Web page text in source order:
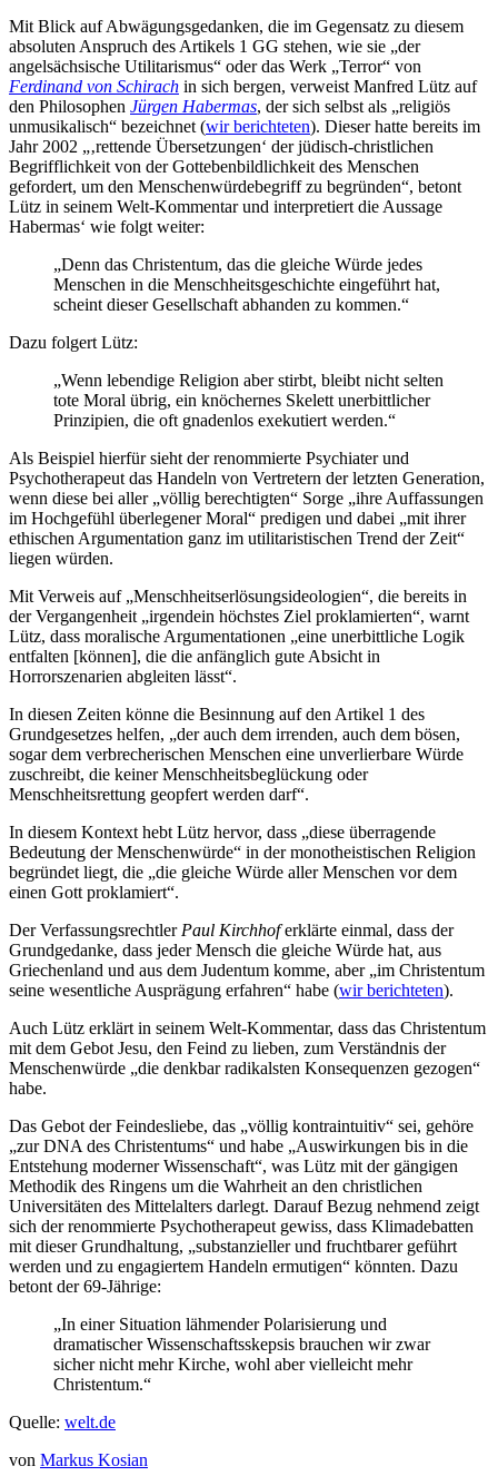
Mit Blick auf Abwägungsgedanken, die im Gegensatz zu diesem
absoluten Anspruch des Artikels 1 GG stehen, wie sie „der
angelsächsische Utilitarismus“ oder das Werk „Terror“ von
Ferdinand von Schirach in sich bergen, verweist Manfred Lütz auf
den Philosophen Jürgen Habermas, der sich selbst als „religiös
unmusikalisch“ bezeichnet (wir berichteten). Dieser hatte bereits im
Jahr 2002 „‚rettende Übersetzungen‘ der jüdisch-christlichen
Begrifflichkeit von der Gottebenbildlichkeit des Menschen
gefordert, um den Menschenwürdebegriff zu begründen“, betont
Lütz in seinem Welt-Kommentar und interpretiert die Aussage
Habermas‘ wie folgt weiter:
„Denn das Christentum, das die gleiche Würde jedes
Menschen in die Menschheitsgeschichte eingeführt hat,
scheint dieser Gesellschaft abhanden zu kommen.“
Dazu folgert Lütz:
„Wenn lebendige Religion aber stirbt, bleibt nicht selten
tote Moral übrig, ein knöchernes Skelett unerbittlicher
Prinzipien, die oft gnadenlos exekutiert werden.“
Als Beispiel hierfür sieht der renommierte Psychiater und
Psychotherapeut das Handeln von Vertretern der letzten Generation,
wenn diese bei aller „völlig berechtigten“ Sorge „ihre Auffassungen
im Hochgefühl überlegener Moral“ predigen und dabei „mit ihrer
ethischen Argumentation ganz im utilitaristischen Trend der Zeit“
liegen würden.
Mit Verweis auf „Menschheitserlösungsideologien“, die bereits in
der Vergangenheit „irgendein höchstes Ziel proklamierten“, warnt
Lütz, dass moralische Argumentationen „eine unerbittliche Logik
entfalten [können], die die anfänglich gute Absicht in
Horrorszenarien abgleiten lässt“.
In diesen Zeiten könne die Besinnung auf den Artikel 1 des
Grundgesetzes helfen, „der auch dem irrenden, auch dem bösen,
sogar dem verbrecherischen Menschen eine unverlierbare Würde
zuschreibt, die keiner Menschheitsbeglückung oder
Menschheitsrettung geopfert werden darf“.
In diesem Kontext hebt Lütz hervor, dass „diese überragende
Bedeutung der Menschenwürde“ in der monotheistischen Religion
begründet liegt, die „die gleiche Würde aller Menschen vor dem
einen Gott proklamiert“.
Der Verfassungsrechtler Paul Kirchhoferklärte einmal, dass der
Grundgedanke, dass jeder Mensch die gleiche Würde hat, aus
Griechenland und aus dem Judentum komme, aber „im Christentum
seine wesentliche Ausprägung erfahren“ habe (wir berichteten).
Auch Lütz erklärt in seinem Welt-Kommentar, dass das Christentum
mit dem Gebot Jesu, den Feind zu lieben, zum Verständnis der
Menschenwürde „die denkbar radikalsten Konsequenzen gezogen“
habe.
Das Gebot der Feindesliebe, das „völlig kontraintuitiv“ sei, gehöre
„zur DNA des Christentums“ und habe „Auswirkungen bis in die
Entstehung moderner Wissenschaft“, was Lütz mit der gängigen
Methodik des Ringens um die Wahrheit an den christlichen
Universitäten des Mittelalters darlegt. Darauf Bezug nehmend zeigt
sich der renommierte Psychotherapeut gewiss, dass Klimadebatten
mit dieser Grundhaltung, „substanzieller und fruchtbarer geführt
werden und zu engagiertem Handeln ermutigen“ könnten. Dazu
betont der 69-Jährige:
„In einer Situation lähmender Polarisierung und
dramatischer Wissenschaftsskepsis brauchen wir zwar
sicher nicht mehr Kirche, wohl aber vielleicht mehr
Christentum.“
Quelle: welt.de
von Markus Kosian